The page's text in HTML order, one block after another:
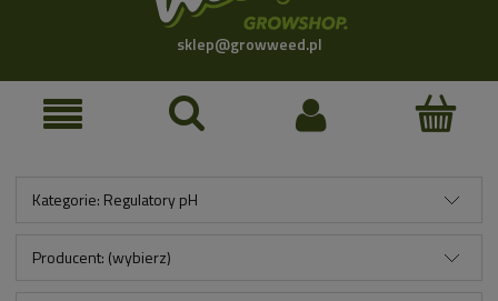
sklep@growweed.pl
Kategorie: Regulatory pH
Producent: (wybierz)